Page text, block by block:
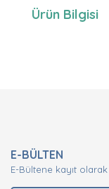
Ürün Bilgisi
Görüş ve
Ürün
Ürün
E-BÜLTEN
E-Bültene kayıt